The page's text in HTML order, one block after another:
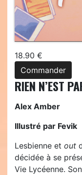
18.90 €
Commander
RIEN N’EST
Alex Amber
Illustré par Fevik
Lesbienne et out
décidée à se
Vie Lycéenne.